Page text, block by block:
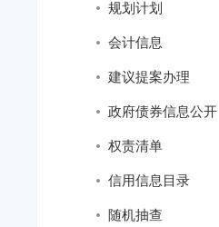
规划计划
会计信息
建议提案办理
政府债券信息公开
权责清单
信用信息目录
随机抽查